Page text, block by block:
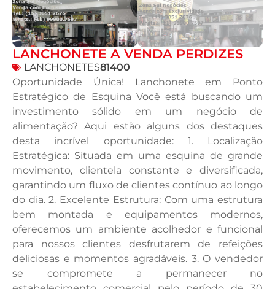
LANCHONETE A VENDA PERDIZES
LANCHONETES81400
Oportunidade Única! Lanchonete em Ponto
Estratégico de Esquina Você está buscando um
investimento sólido em um negócio de
alimentação? Aqui estão alguns dos destaques
desta incrível oportunidade: 1. Localização
Estratégica: Situada em uma esquina de grande
movimento, clientela constante e diversificada,
garantindo um fluxo de clientes contínuo ao longo
do dia. 2. Excelente Estrutura: Com uma estrutura
bem montada e equipamentos modernos,
oferecemos um ambiente acolhedor e funcional
para nossos clientes desfrutarem de refeições
deliciosas e momentos agradáveis. 3. O vendedor
se compromete a permanecer no